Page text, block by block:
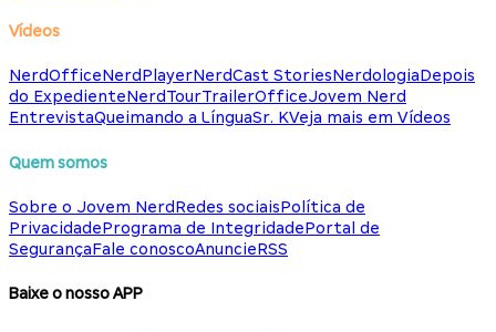
Vídeos
NerdOfficeNerdPlayerNerdCast StoriesNerdologiaDepois
do ExpedienteNerdTourTrailerOfficeJovem Nerd
EntrevistaQueimando a LínguaSr. KVeja mais em Vídeos
Quem somos
Sobre o Jovem NerdRedes sociaisPolítica de
PrivacidadePrograma de IntegridadePortal de
SegurançaFale conoscoAnuncieRSS
Baixe o nosso APP